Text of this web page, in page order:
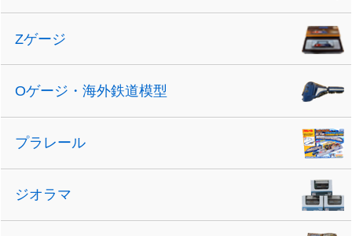
Zゲージ
Oゲージ・海外鉄道模型
プラレール
ジオラマ